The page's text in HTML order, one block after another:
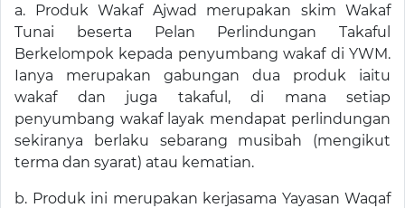
a. Produk Wakaf Ajwad merupakan skim Wakaf
Tunai beserta Pelan Perlindungan Takaful
Berkelompok kepada penyumbang wakaf di YWM.
Ianya merupakan gabungan dua produk iaitu
wakaf dan juga takaful, di mana setiap
penyumbang wakaf layak mendapat perlindungan
sekiranya berlaku sebarang musibah (mengikut
terma dan syarat) atau kematian.
b. Produk ini merupakan kerjasama Yayasan Waqaf